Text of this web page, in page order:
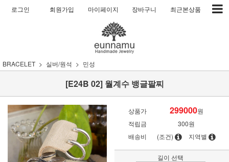
로그인 회원가입 마이페이지 장바구니 최근본상품
BRACELET 실버/원석 민성
[E24B 02] 월계수 뱅글팔찌
상품가 299000원
적립금
300원
배송비
(조건) 지역별
길이 선택